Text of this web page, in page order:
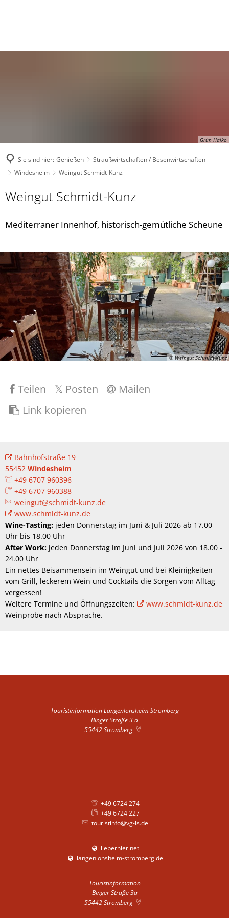
Grün Haiko
Sie sind hier: Genießen
Straußwirtschaften / Besenwirtschaften
Windesheim
Weingut Schmidt-Kunz
Weingut Schmidt-Kunz
Mediterraner Innenhof, historisch-gemütliche Scheune
© Weingut Schmidt-Kunz
Teilen Posten
Mailen
Link kopieren
Bahnhofstraße 19
55452 Windesheim
+49 6707 960396
+49 6707 960388
weingut@schmidt-kunz.de
www.schmidt-kunz.de
Wine-Tasting: jeden Donnerstag im Juni & Juli 2026 ab 17.00
Uhr bis 18.00 Uhr
After Work: jeden Donnerstag im Juni und Juli 2026 von 18.00 -
24.00 Uhr
Ein nettes Beisammensein im Weingut und bei Kleinigkeiten
vom Grill, leckerem Wein und Cocktails die Sorgen vom Alltag
vergessen!
Weitere Termine und Öffnungszeiten:
www.schmidt-kunz.de
Weinprobe nach Absprache.
Touristinformation Langenlonsheim-Stromberg
Binger Straße 3 a
55442Stromberg
+49 6724 274
+49 6724 227
touristinfo@vg-ls.de
lieberhier.net
langenlonsheim-stromberg.de
Touristinformation
Binger Straße 3a
55442Stromberg